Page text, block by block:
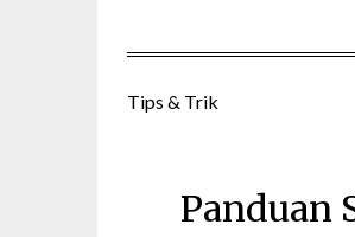
Tips & Trik
Panduan